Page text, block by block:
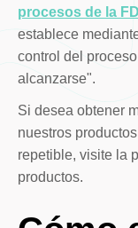
procesos de la
establece
control del
alcanzarse".
Si desea obtener
nuestros
repetible, visite la
productos.